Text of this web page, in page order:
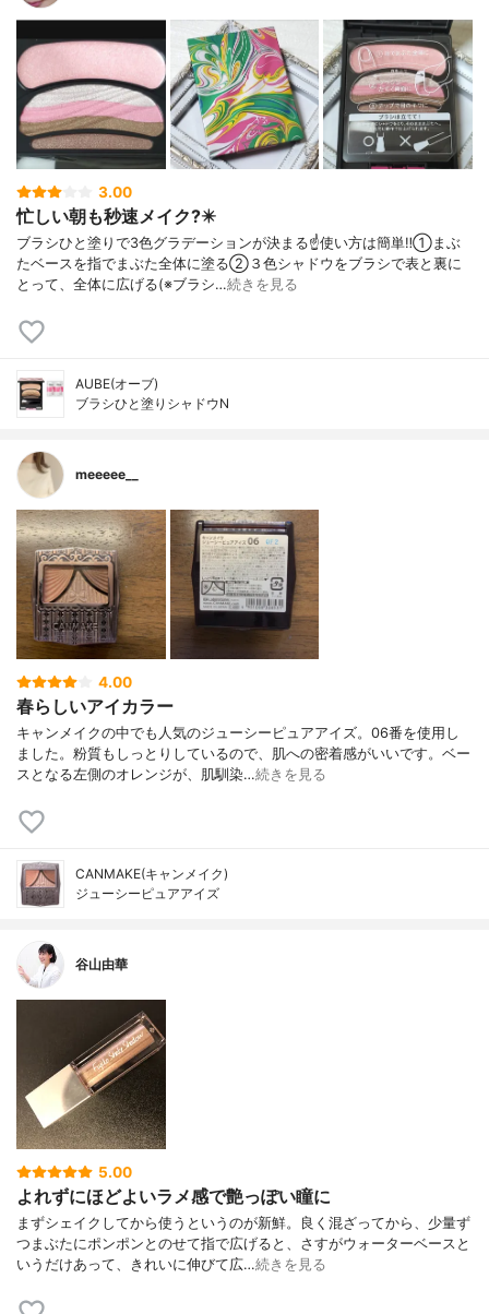
3.00
忙しい朝も秒速メイク?️✴️
ブラシひと塗りで3色グラデーションが決まる☝️使い方は簡単‼️①まぶ
たベースを指でまぶた全体に塗る②３色シャドウをブラシで表と裏に
とって、全体に広げる(※ブラシ…続きを見る
AUBE(オーブ)
ブラシひと塗りシャドウN
meeeee__
4.00
春らしいアイカラー
キャンメイクの中でも人気のジューシーピュアアイズ。06番を使用し
ました。粉質もしっとりしているので、肌への密着感がいいです。ベー
スとなる左側のオレンジが、肌馴染…続きを見る
CANMAKE(キャンメイク)
ジューシーピュアアイズ
谷山由華
5.00
よれずにほどよいラメ感で艶っぽい瞳に
まずシェイクしてから使うというのが新鮮。良く混ざってから、少量ず
つまぶたにポンポンとのせて指で広げると、さすがウォーターベースと
いうだけあって、きれいに伸びて広…続きを見る